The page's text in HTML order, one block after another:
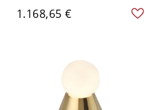
en résine dorée glamour -
Or 110 V-120 V 59,69 cm
1.168,65 €